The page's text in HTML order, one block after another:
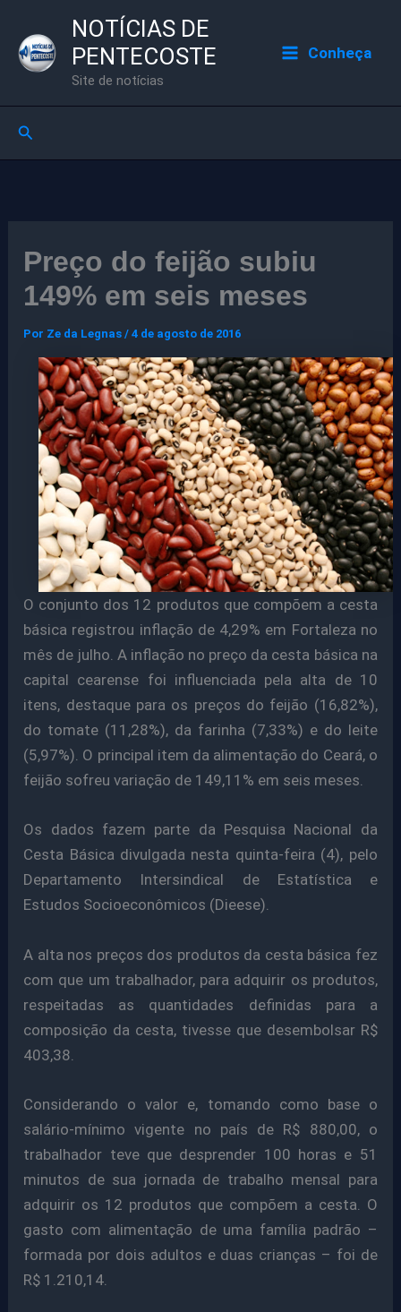
para
NOTÍCIAS DE
PENTECOSTE
Site de notícias
Conheça
Pesquisar
Preço do feijão subiu
149% em seis meses
Por Ze da Legnas/4 de agosto de 2016
O conjunto dos 12 produtos que compõem a cesta
básica registrou inflação de 4,29% em Fortaleza no
mês de julho. A inflação no preço da cesta básica na
capital cearense foi influenciada pela alta de 10
itens, destaque para os preços do feijão (16,82%),
do tomate (11,28%), da farinha (7,33%) e do leite
(5,97%). O principal item da alimentação do Ceará, o
feijão sofreu variação de 149,11% em seis meses.
Os dados fazem parte da Pesquisa Nacional da
Cesta Básica divulgada nesta quinta-feira (4), pelo
Departamento Intersindical de Estatística e
Estudos Socioeconômicos (Dieese).
A alta nos preços dos produtos da cesta básica fez
com que um trabalhador, para adquirir os produtos,
respeitadas as quantidades definidas para a
composição da cesta, tivesse que desembolsar R$
403,38.
Considerando o valor e, tomando como base o
salário-mínimo vigente no país de R$ 880,00, o
trabalhador teve que desprender 100 horas e 51
minutos de sua jornada de trabalho mensal para
adquirir os 12 produtos que compõem a cesta. O
gasto com alimentação de uma família padrão –
formada por dois adultos e duas crianças – foi de
R$ 1.210,14.